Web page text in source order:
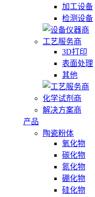
加工设备
检测设备
工艺服务商
3D打印
表面处理
其他
化学试剂商
解决方案商
产品
陶瓷粉体
氧化物
碳化物
氮化物
硼化物
硅化物